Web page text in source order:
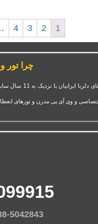
1
2
3
4
چرا تور
شرکت تور وی
و وی آی پی مدرن و تورهای
0938-5042843